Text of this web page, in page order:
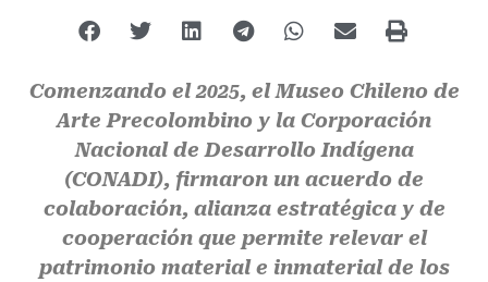
Comenzando el 2025, el Museo Chileno de
Arte Precolombino y la Corporación
Nacional de Desarrollo Indígena
(CONADI), firmaron un acuerdo de
colaboración, alianza estratégica y de
cooperación que permite relevar el
patrimonio material e inmaterial de los